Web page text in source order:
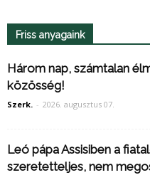
Friss anyagaink
Három nap, számtalan
közösség!
Szerk. - 2026. augusztus 07.
Leó pápa Assisiben a
szeretetteljes, nem